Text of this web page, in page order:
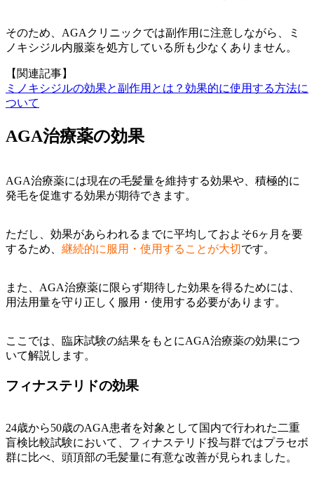
そのため、AGAクリニックでは副作用に注意しながら、ミ
ノキシジル内服薬を処方している所も少なくありません。
【関連記事】
ミノキシジルの効果と副作用とは？効果的に使用する方法に
ついて
AGA治療薬の効果
AGA治療薬には現在の毛髪量を維持する効果や、積極的に
発毛を促進する効果が期待できます。
ただし、効果があらわれるまでに平均しておよそ6ヶ月を要
するため、 継続的に服用・使用することが大切です。
また、AGA治療薬に限らず期待した効果を得るためには、
用法用量を守り正しく服用・使用する必要があります。
ここでは、臨床試験の結果をもとにAGA治療薬の効果につ
いて解説します。
フィナステリドの効果
24歳から50歳のAGA患者を対象として国内で行われた二重
盲検比較試験において、フィナステリド投与群ではプラセボ
群に比べ、頭頂部の毛髪量に有意な改善が見られました。